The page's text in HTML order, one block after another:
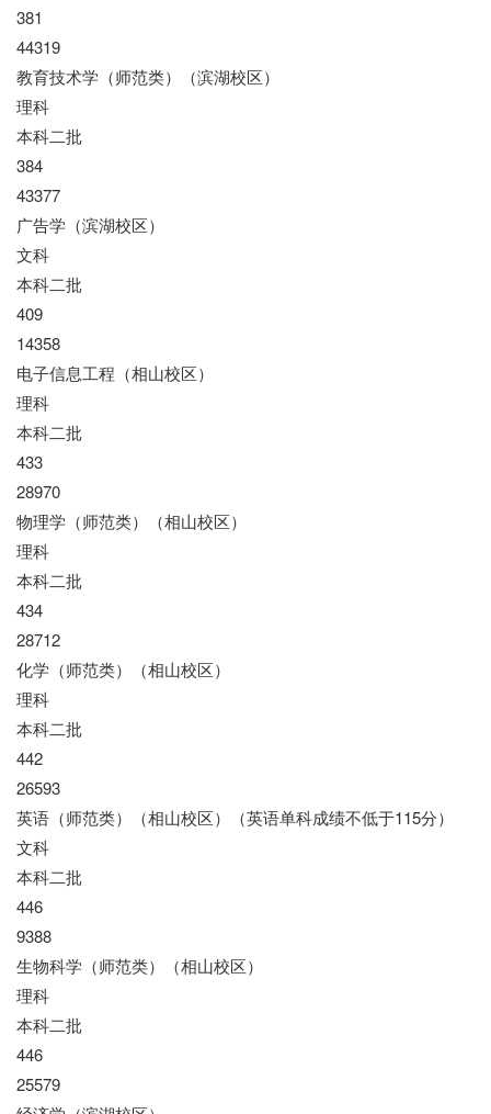
381
44319
教育技术学（师范类）（滨湖校区）
理科
本科二批
384
43377
广告学（滨湖校区）
文科
本科二批
409
14358
电子信息工程（相山校区）
理科
本科二批
433
28970
物理学（师范类）（相山校区）
理科
本科二批
434
28712
化学（师范类）（相山校区）
理科
本科二批
442
26593
英语（师范类）（相山校区）（英语单科成绩不低于115分）
文科
本科二批
446
9388
生物科学（师范类）（相山校区）
理科
本科二批
446
25579